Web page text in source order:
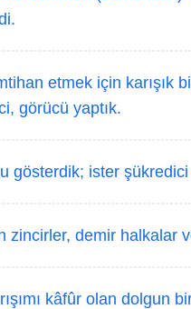
etmek için karışık
görücü yaptık.
gösterdik; ister
demir halkalar
kâfûr olan dolgun